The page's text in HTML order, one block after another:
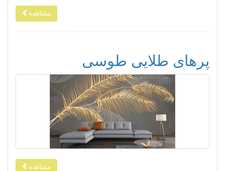
مشاهده
پرهای طلایی طوسی
مشاهده